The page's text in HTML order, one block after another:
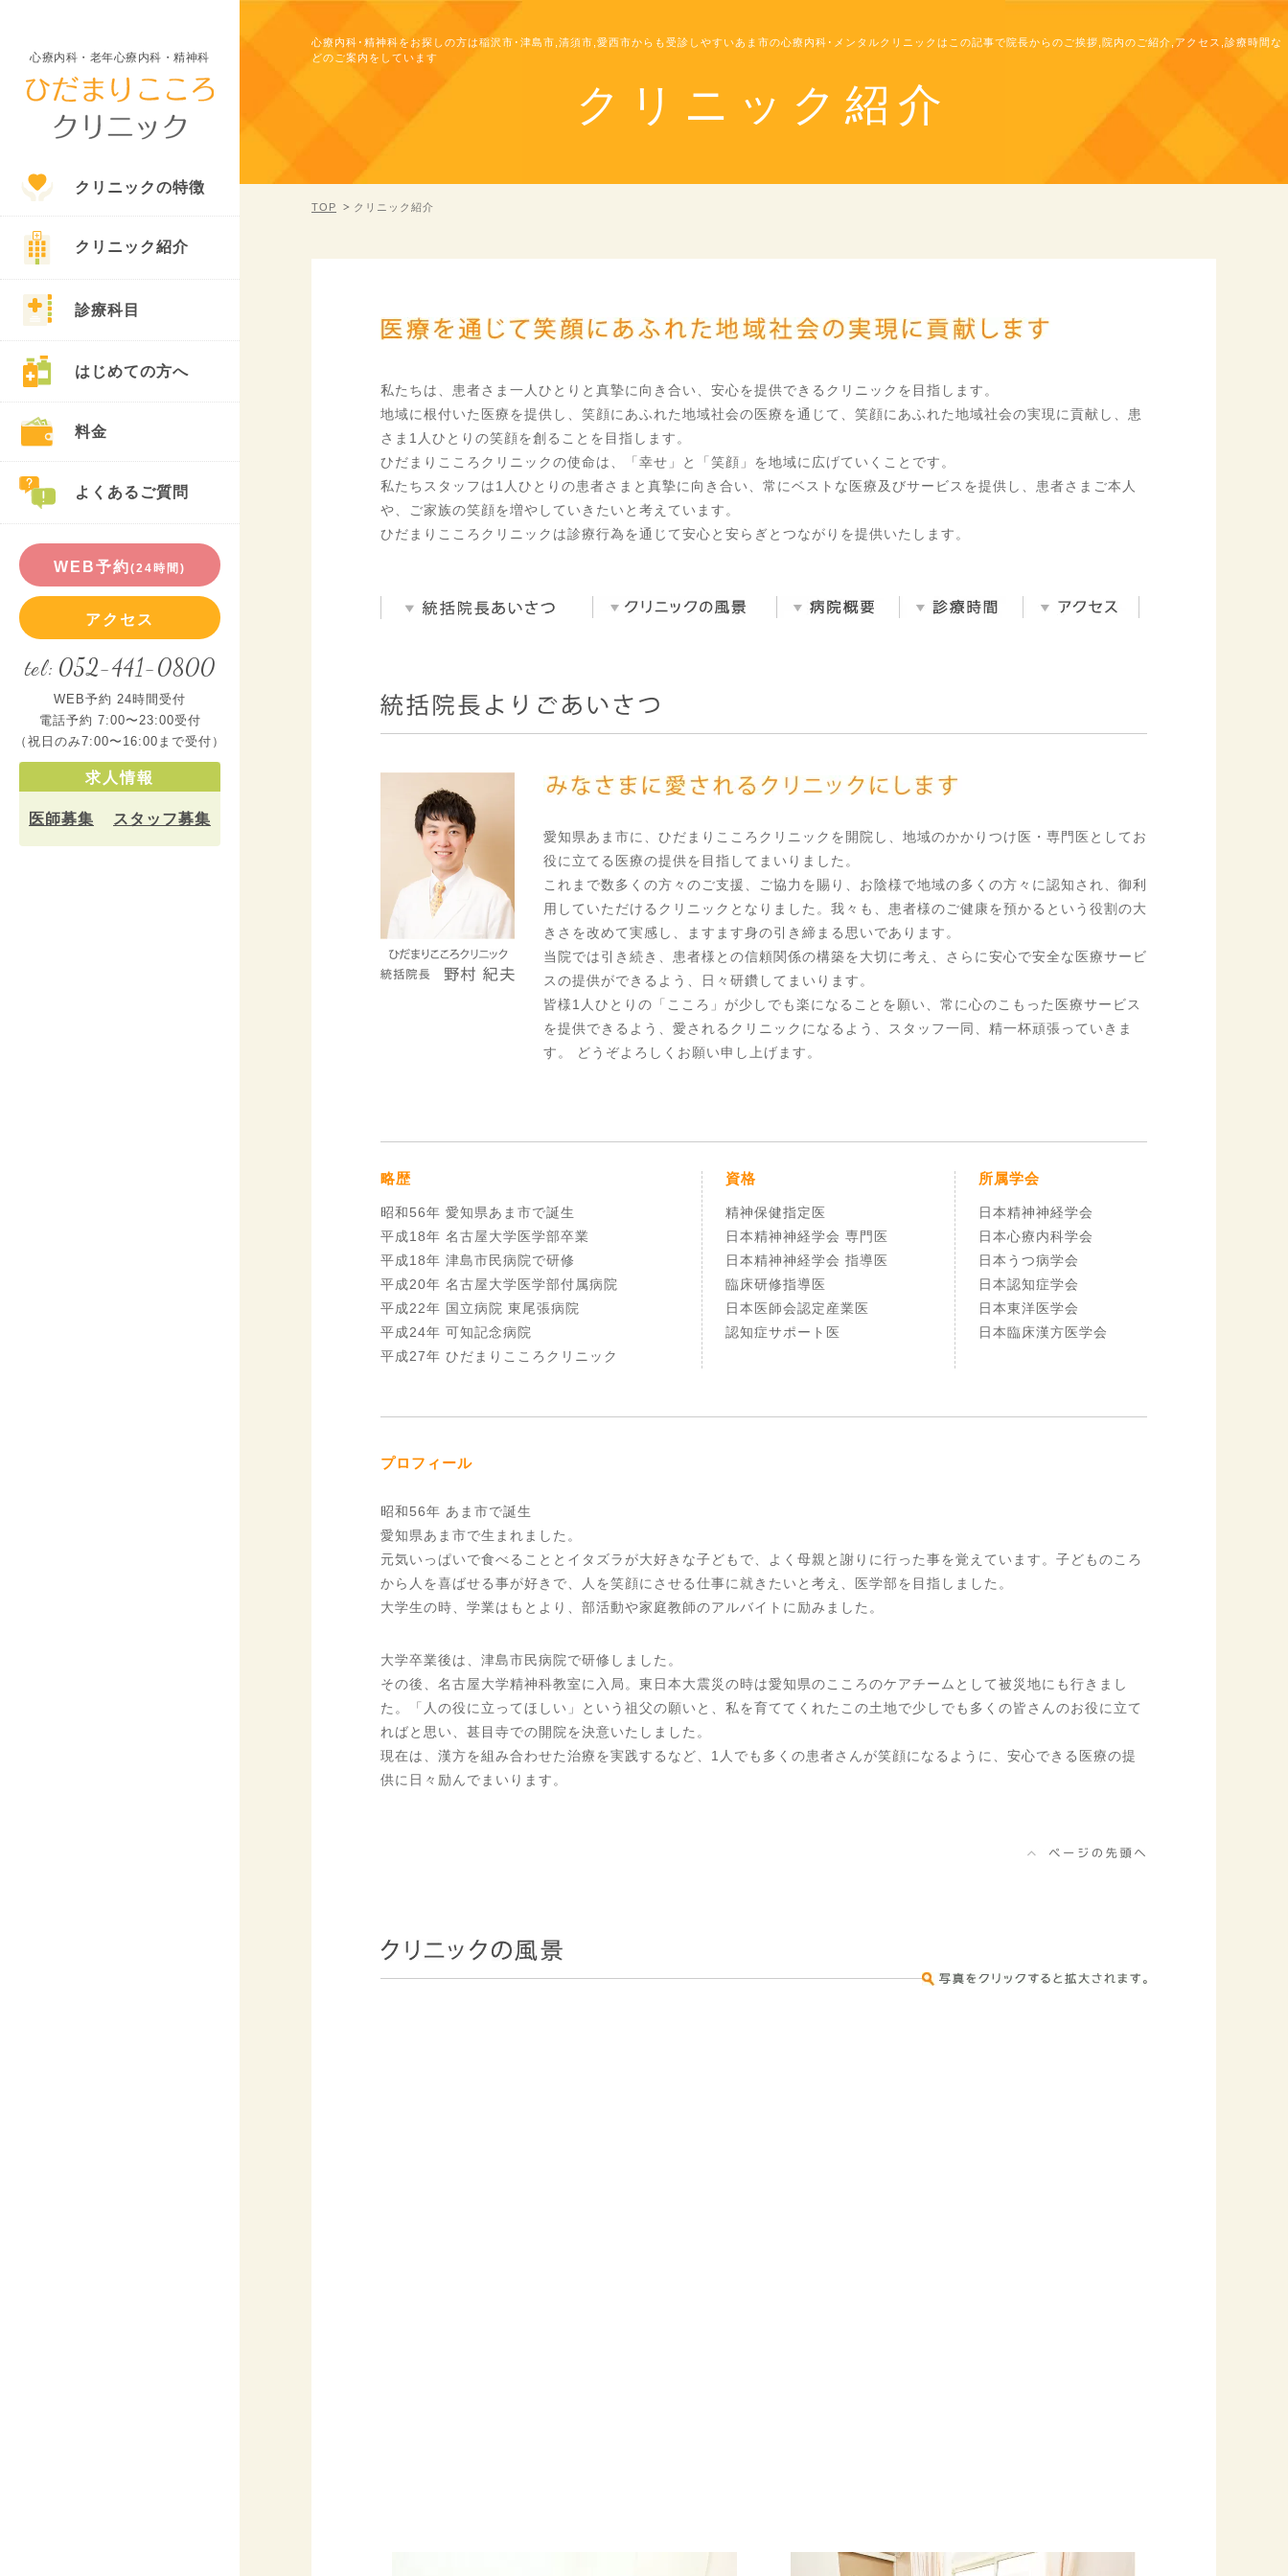
心療内科･精神科をお探しの方は稲沢市･津島市,清須市,愛西市からも受診しやすいあま市の心療内科･メンタルクリニックはこの記事で院長からのご挨拶,院内のご紹介,アクセス,診療時間な
どのご案内をしています
クリニック紹介
TOP クリニック紹介
私たちは、患者さま一人ひとりと真摯に向き合い、安心を提供できるクリニックを目指します。
地域に根付いた医療を提供し、笑顔にあふれた地域社会の医療を通じて、笑顔にあふれた地域社会の実現に貢献し、患
さま1人ひとりの笑顔を創ることを目指します。
ひだまりこころクリニックの使命は、「幸せ」と「笑顔」を地域に広げていくことです。
私たちスタッフは1人ひとりの患者さまと真摯に向き合い、常にベストな医療及びサービスを提供し、患者さまご本人
や、ご家族の笑顔を増やしていきたいと考えています。
ひだまりこころクリニックは診療行為を通じて安心と安らぎとつながりを提供いたします。
愛知県あま市に、ひだまりこころクリニックを開院し、地域のかかりつけ医・専門医としてお
役に立てる医療の提供を目指してまいりました。
これまで数多くの方々のご支援、ご協力を賜り、お陰様で地域の多くの方々に認知され、御利
用していただけるクリニックとなりました。我々も、患者様のご健康を預かるという役割の大
きさを改めて実感し、ますます身の引き締まる思いであります。
当院では引き続き、患者様との信頼関係の構築を大切に考え、さらに安心で安全な医療サービ
スの提供ができるよう、日々研鑽してまいります。
皆様1人ひとりの「こころ」が少しでも楽になることを願い、常に心のこもった医療サービス
を提供できるよう、愛されるクリニックになるよう、スタッフ一同、精一杯頑張っていきま
す。 どうぞよろしくお願い申し上げます。
略歴
昭和56年 愛知県あま市で誕生
平成18年 名古屋大学医学部卒業
平成18年 津島市民病院で研修
平成20年 名古屋大学医学部付属病院
平成22年 国立病院 東尾張病院
平成24年 可知記念病院
平成27年 ひだまりこころクリニック
資格
精神保健指定医
日本精神神経学会 専門医
日本精神神経学会 指導医
臨床研修指導医
日本医師会認定産業医
認知症サポート医
所属学会
日本精神神経学会
日本心療内科学会
日本うつ病学会
日本認知症学会
日本東洋医学会
日本臨床漢方医学会
プロフィール
昭和56年 あま市で誕生
愛知県あま市で生まれました。
元気いっぱいで食べることとイタズラが大好きな子どもで、よく母親と謝りに行った事を覚えています。子どものころ
から人を喜ばせる事が好きで、人を笑顔にさせる仕事に就きたいと考え、医学部を目指しました。
大学生の時、学業はもとより、部活動や家庭教師のアルバイトに励みました。
大学卒業後は、津島市民病院で研修しました。
その後、名古屋大学精神科教室に入局。東日本大震災の時は愛知県のこころのケアチームとして被災地にも行きまし
た。「人の役に立ってほしい」という祖父の願いと、私を育ててくれたこの土地で少しでも多くの皆さんのお役に立て
ればと思い、甚目寺での開院を決意いたしました。
現在は、漢方を組み合わせた治療を実践するなど、1人でも多くの患者さんが笑顔になるように、安心できる医療の提
供に日々励んでまいります。
心療内科・老年心療内科・精神科
クリニックの特徴
クリニック紹介
診療科目
はじめての方へ
料金
よくあるご質問
WEB予約(24時間)
アクセス
tel: 052-441-0800
WEB予約 24時間受付
電話予約 7:00〜23:00受付
（祝日のみ7:00〜16:00まで受付）
求人情報
医師募集 スタッフ募集